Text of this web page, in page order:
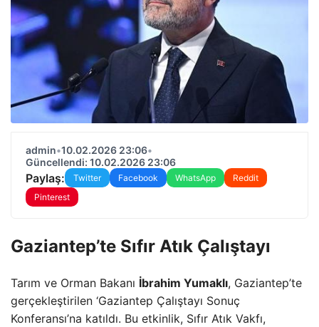
admin•10.02.2026 23:06•
Güncellendi: 10.02.2026 23:06
Paylaş: Twitter Facebook WhatsApp
Reddit
Pinterest
Gaziantep’te Sıfır Atık Çalıştayı
Tarım ve Orman Bakanı İbrahim Yumaklı, Gaziantep’te
gerçekleştirilen ‘Gaziantep Çalıştayı Sonuç
Konferansı’na katıldı. Bu etkinlik, Sıfır Atık Vakfı,